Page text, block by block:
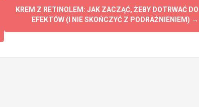
KREM Z RETINOLEM: JAK ZACZĄĆ, ŻEBY DOTRWAĆ DO
EFEKTÓW (I NIE SKOŃCZYĆ Z PODRAŻNIENIEM) →